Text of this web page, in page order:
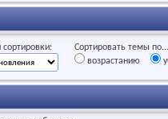
сортировки:
Сортировать темы по...
возрастанию